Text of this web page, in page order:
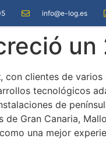
info@e-log.es
un
, con clientes de
tecnológicos
de
de Gran Canaria,
una mejor